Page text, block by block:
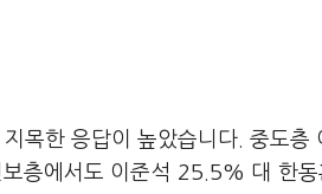
목한 응답이 높았습니다. 중도층
층에서도 이준석 25.5% 대 한